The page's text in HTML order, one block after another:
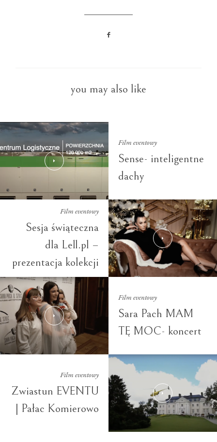
you may also like
Film eventowy
Sense- inteligentne
dachy
Film eventowy
Sesja świąteczna
dla Lell.pl –
prezentacja kolekcji
Film eventowy
Sara Pach MAM
TĘ MOC- koncert
Film eventowy
Zwiastun EVENTU
| Pałac Komierowo